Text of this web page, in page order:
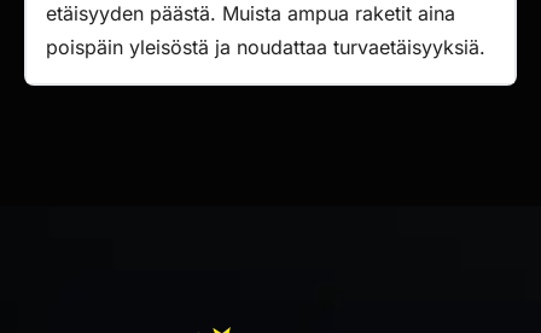
etäisyyden päästä. Muista ampua raketit aina
poispäin yleisöstä ja noudattaa turvaetäisyyksiä.